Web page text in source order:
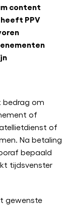
content
PPV
bedrag om
of
of
Na betaling
bepaald
tijdsvenster
gewenste